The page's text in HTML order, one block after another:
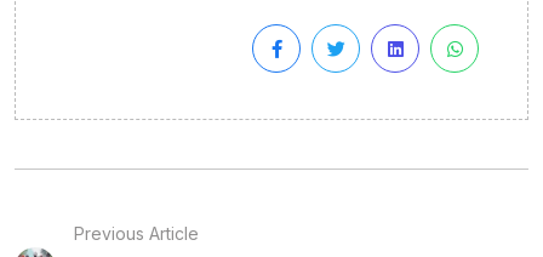
Previous Article